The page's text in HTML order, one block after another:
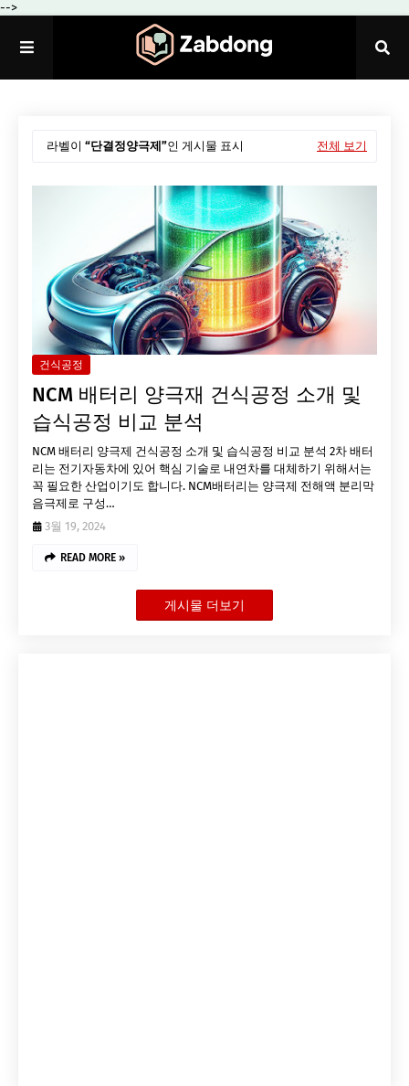
-->
라벨이 단결정양극제 인 게시물 표시 전체 보기
건식공정
NCM 배터리 양극재 건식공정 소개 및
습식공정 비교 분석
NCM 배터리 양극제 건식공정 소개 및 습식공정 비교 분석 2차 배터
리는 전기자동차에 있어 핵심 기술로 내연차를 대체하기 위해서는
꼭 필요한 산업이기도 합니다. NCM배터리는 양극제 전해액 분리막
음극제로 구성…
3월 19, 2024
READ MORE »
게시물 더보기